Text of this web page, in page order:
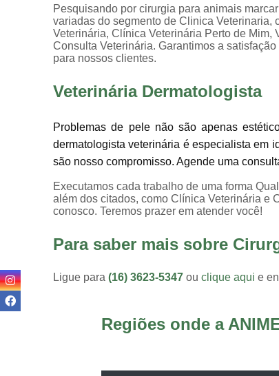
Pesquisando por cirurgia para animais
variadas do segmento de Clinica
Veterinária, Clínica Veterinária Perto de
Consulta Veterinária. Garantimos a
para nossos clientes.
Veterinária Dermatologista
Problemas de pele não são apenas
dermatologista veterinária é especialista em
são nosso compromisso. Agende uma
Executamos cada trabalho de uma forma
além dos citados, como Clínica Veterinária e
conosco. Teremos prazer em atender você!
Para saber mais sobre
Ligue para(16) 3623-5347ouclique aqui e
Regiões onde a